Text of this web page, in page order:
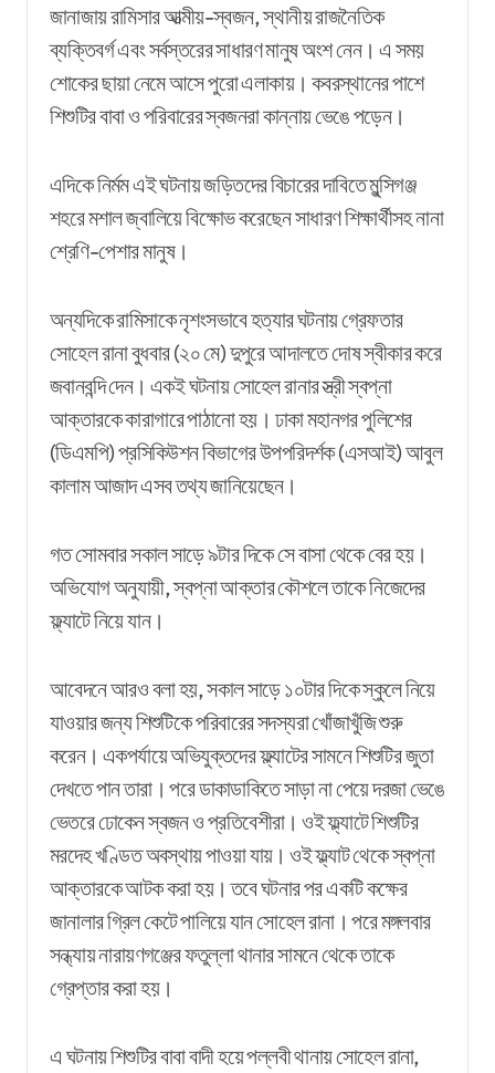
জানাজায় রামিসার আত্মীয়-স্বজন, স্থানীয় রাজনৈতিক
ব্যক্তিবর্গ এবং সর্বস্তরের সাধারণ মানুষ অংশ নেন। এ সময়
শোকের ছায়া নেমে আসে পুরো এলাকায়। কবরস্থানের পাশে
শিশুটির বাবা ও পরিবারের স্বজনরা কান্নায় ভেঙে পড়েন।
এদিকে নির্মম এই ঘটনায় জড়িতদের বিচারের দাবিতে মুন্সিগঞ্জ
শহরে মশাল জ্বালিয়ে বিক্ষোভ করেছেন সাধারণ শিক্ষার্থীসহ নানা
শ্রেণি-পেশার মানুষ।
অন্যদিকে রামিসাকে নৃশংসভাবে হত্যার ঘটনায় গ্রেফতার
সোহেল রানা বুধবার (২০ মে) দুপুরে আদালতে দোষ স্বীকার করে
জবানবন্দি দেন। একই ঘটনায় সোহেল রানার স্ত্রী স্বপ্না
আক্তারকে কারাগারে পাঠানো হয়। ঢাকা মহানগর পুলিশের
(ডিএমপি) প্রসিকিউশন বিভাগের উপপরিদর্শক (এসআই) আবুল
কালাম আজাদ এসব তথ্য জানিয়েছেন।
গত সোমবার সকাল সাড়ে ৯টার দিকে সে বাসা থেকে বের হয়।
অভিযোগ অনুযায়ী, স্বপ্না আক্তার কৌশলে তাকে নিজেদের
ফ্ল্যাটে নিয়ে যান।
আবেদনে আরও বলা হয়, সকাল সাড়ে ১০টার দিকে স্কুলে নিয়ে
যাওয়ার জন্য শিশুটিকে পরিবারের সদস্যরা খোঁজাখুঁজি শুরু
করেন। একপর্যায়ে অভিযুক্তদের ফ্ল্যাটের সামনে শিশুটির জুতা
দেখতে পান তারা। পরে ডাকাডাকিতে সাড়া না পেয়ে দরজা ভেঙে
ভেতরে ঢোকেন স্বজন ও প্রতিবেশীরা। ওই ফ্ল্যাটে শিশুটির
মরদেহ খণ্ডিত অবস্থায় পাওয়া যায়। ওই ফ্ল্যাট থেকে স্বপ্না
আক্তারকে আটক করা হয়। তবে ঘটনার পর একটি কক্ষের
জানালার গ্রিল কেটে পালিয়ে যান সোহেল রানা। পরে মঙ্গলবার
সন্ধ্যায় নারায়ণগঞ্জের ফতুল্লা থানার সামনে থেকে তাকে
গ্রেপ্তার করা হয়।
এ ঘটনায় শিশুটির বাবা বাদী হয়ে পল্লবী থানায় সোহেল রানা,